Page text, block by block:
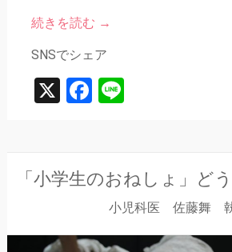
続きを読む →
SNSでシェア
X Facebook
Line
「小学生のおねしょ」ど
小児科医 佐藤舞